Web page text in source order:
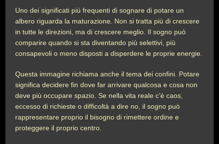
Uno dei significati più frequenti di sognare di potare un
albero riguarda la maturazione. Non si tratta più di crescere
in tutte le direzioni, ma di crescere meglio. Il sogno può
comparire quando si sta diventando più selettivi, più
consapevoli o meno disposti a disperdere le proprie energie.
Questa immagine richiama anche il tema dei confini. Potare
significa decidere fin dove far arrivare qualcosa e cosa non
deve più occupare spazio. Se nella vita reale c’è caos,
eccesso di richieste o difficoltà a dire no, il sogno può
rappresentare proprio il bisogno di rimettere ordine e
proteggere il proprio centro.